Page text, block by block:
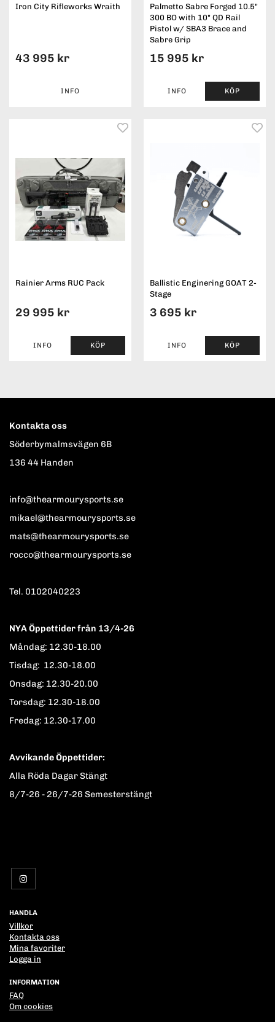
Iron City Rifleworks Wraith
43 995 kr
INFO
Palmetto Sabre Forged 10.5"
300 BO with 10" QD Rail
Pistol w/ SBA3 Brace and
Sabre Grip
15 995 kr
INFO KÖP
Rainier Arms RUC Pack
29 995 kr
INFO KÖP
Ballistic Enginering GOAT 2-
Stage
3 695 kr
INFO KÖP
Kontakta oss
Söderbymalmsvägen 6B
136 44 Handen
info@thearmourysports.se
mikael@thearmourysports.se
mats@thearmourysports.se
rocco@thearmourysports.se
Tel. 0102040223
NYA Öppettider från 13/4-26
Måndag: 12.30-18.00
Tisdag: 12.30-18.00
Onsdag: 12.30-20.00
Torsdag: 12.30-18.00
Fredag: 12.30-17.00
Avvikande Öppettider:
Alla Röda Dagar Stängt
8/7-26 - 26/7-26 Semesterstängt
HANDLA
Villkor
Kontakta oss
Mina favoriter
Logga in
INFORMATION
FAQ
Om cookies